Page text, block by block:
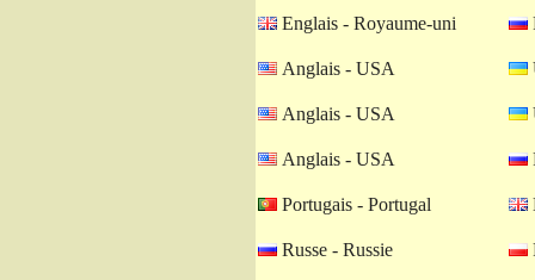
Englais - Royaume-uni
Anglais - USA
Anglais - USA
Anglais - USA
Portugais - Portugal
Russe - Russie